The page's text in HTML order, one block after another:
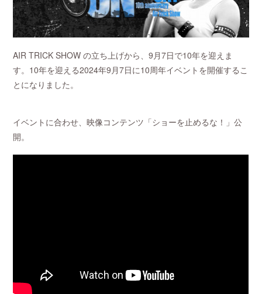
AIR TRICK SHOW の立ち上げから、9月7日で10年を迎えま
す。10年を迎える2024年9月7日に10周年イベントを開催するこ
とになりました。
イベントに合わせ、映像コンテンツ「ショーを止めるな！」公
開。